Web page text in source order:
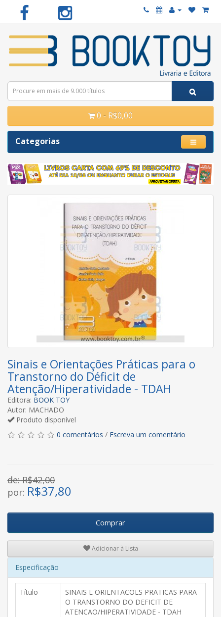
0 - R$0,00
Categorias
Sinais e Orientações Práticas para o
Transtorno do Déficit de
Atenção/Hiperatividade - TDAH
Editora: BOOK TOY
Autor: MACHADO
Produto disponível
0 comentários / Escreva um comentário
de: R$42,00
por: R$37,80
Comprar
Adicionar à Lista
Especificação
Título
SINAIS E ORIENTACOES PRATICAS PARA
O TRANSTORNO DO DEFICIT DE
ATENCAO/HIPERATIVIDADE - TDAH